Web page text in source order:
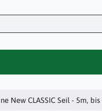
New CLASSIC Seil - 5m,